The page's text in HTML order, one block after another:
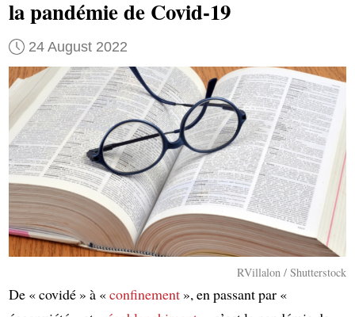
la pandémie de Covid-19
24 August 2022
RVillalon / Shutterstock
De « covidé » à «confinement», en passant par «